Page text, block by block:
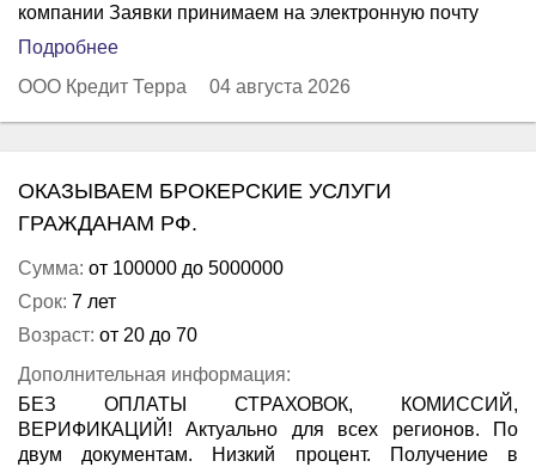
компании Заявки принимаем на электронную почту
Подробнее
ООО Кредит Терра
04 августа 2026
ОКАЗЫВАЕМ БРОКЕРСКИЕ УСЛУГИ
ГРАЖДАНАМ РФ.
Сумма: от 100000 до 5000000
Срок: 7 лет
Возраст: от 20 до 70
Дополнительная информация:
БЕЗ ОПЛАТЫ СТРАХОВОК, КОМИССИЙ,
ВЕРИФИКАЦИЙ! Актуально для всех регионов. По
двум документам. Низкий процент. Получение в